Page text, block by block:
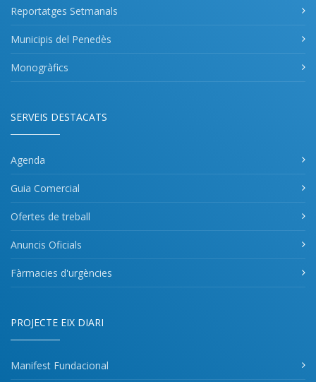
Reportatges Setmanals
Municipis del Penedès
Monogràfics
SERVEIS DESTACATS
Agenda
Guia Comercial
Ofertes de treball
Anuncis Oficials
Fàrmacies d'urgències
PROJECTE EIX DIARI
Manifest Fundacional